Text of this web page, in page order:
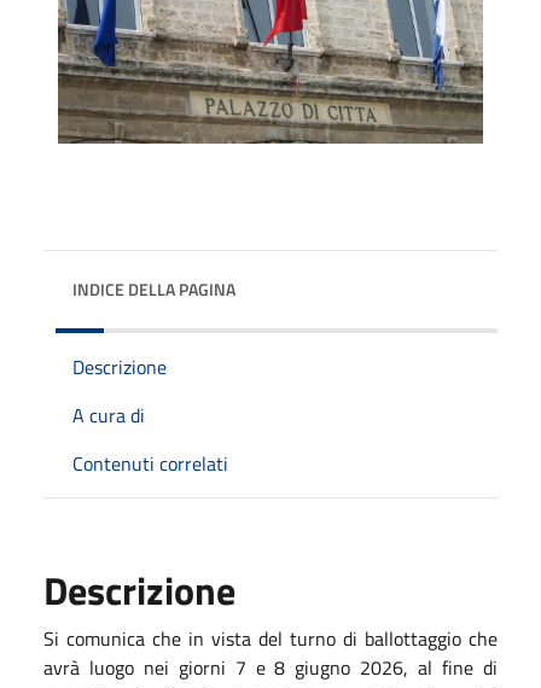
INDICE DELLA PAGINA
Descrizione
A cura di
Contenuti correlati
Descrizione
Si comunica che in vista del turno di ballottaggio che
avrà luogo nei giorni 7 e 8 giugno 2026, al fine di